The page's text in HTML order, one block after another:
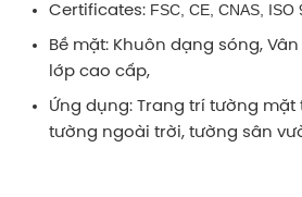
Certificates: FSC, CE, CNAS, ISO
Bề mặt: Khuôn dạng sóng,
lớp cao cấp,
Ứng dụng: Trang trí tường
tường ngoài trời, tường sân